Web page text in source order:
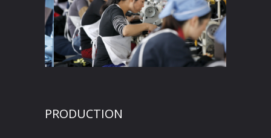
PRODUCTION